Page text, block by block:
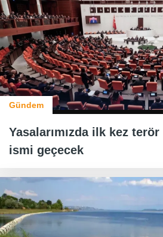
Gündem
Yasalarımızda ilk kez
ismi geçecek